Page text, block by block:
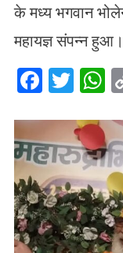
के मध्य भगवान
महायज्ञ संपन्न